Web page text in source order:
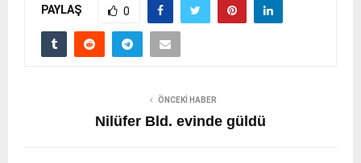
PAYLAŞ 0
ÖNCEKI HABER
Nilüfer Bld. evinde güldü